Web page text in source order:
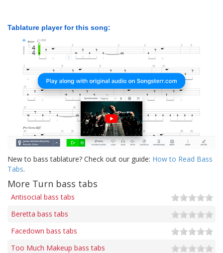
Tablature player for this song:
New to bass tablature? Check out our guide: How to Read Bass
Tabs.
More Turn bass tabs
Antisocial bass tabs
Beretta bass tabs
Facedown bass tabs
Too Much Makeup bass tabs